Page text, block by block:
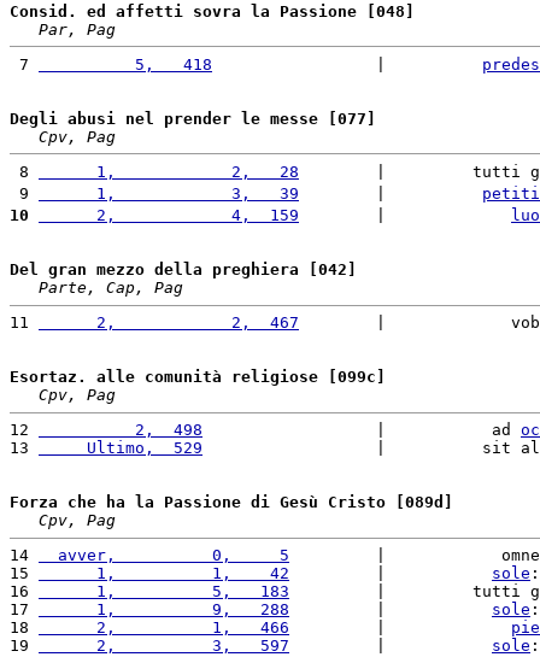
Consid. ed affetti sovra la Passione [048]
Par, Pag
7
          5,   418
Degli abusi nel prender le messe [077]
Cpv, Pag
8
      1,            2,   28
|         tutti
9
      1,            3,   39
10
      2,            4,  159
Del gran mezzo della preghiera [042]
Parte, Cap, Pag
11
      2,            2,  467
|
Esortaz. alle comunità religiose [099c]
Cpv, Pag
12
          2,  498
                  |           ad
13
     Ultimo,  529
|          sit
Forza che ha la Passione di Gesù Cristo [089d]
Cpv, Pag
14
  avver,          0,     5
|
15
      1,          1,    42
sole
16
      1,          5,   183
|         tutti
17
      1,          9,   288
sole
18
      2,          1,   466
19
      2,          3,   597
sole